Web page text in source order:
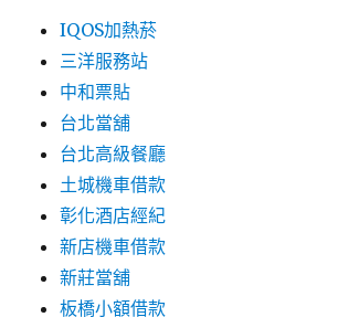
IQOS加熱菸
三洋服務站
中和票貼
台北當舖
台北高級餐廳
土城機車借款
彰化酒店經紀
新店機車借款
新莊當舖
板橋小額借款